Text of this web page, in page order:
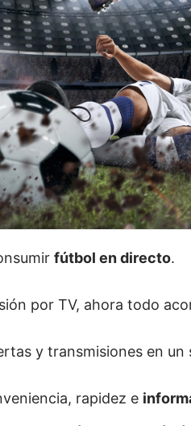
fútbol en directo.
por TV, ahora todo
y transmisiones en un
rapidez e